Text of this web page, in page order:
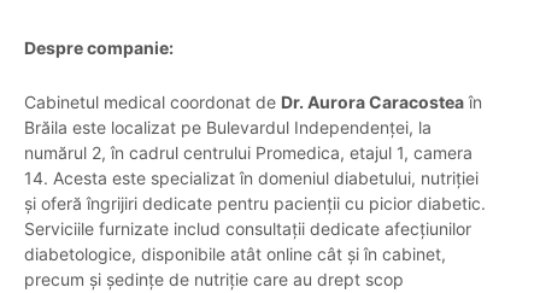
Despre companie:
Cabinetul medical coordonat de Dr. Aurora Caracosteaîn
Brăila este localizat pe Bulevardul Independenței, la
numărul 2, în cadrul centrului Promedica, etajul 1, camera
14. Acesta este specializat în domeniul diabetului, nutriției
și oferă îngrijiri dedicate pentru pacienții cu picior diabetic.
Serviciile furnizate includ consultații dedicate afecțiunilor
diabetologice, disponibile atât online cât și în cabinet,
precum și ședințe de nutriție care au drept scop